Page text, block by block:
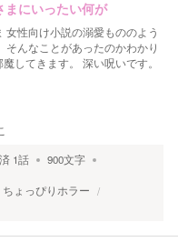
まにいったい何が
性向け小説の溺愛もののよう
んなことがあったのかわかり
してきます。 深い呪いです。
1話 900文字
ちょっぴりホラー